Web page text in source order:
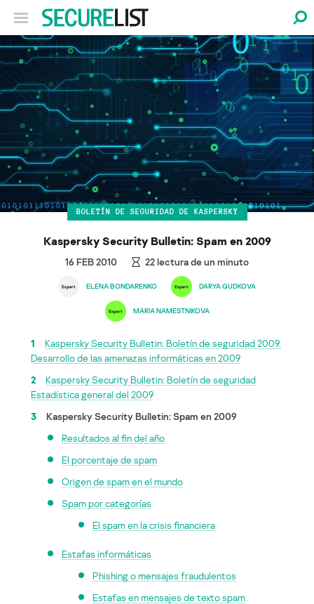
BOLETÍN DE SEGURIDAD DE KASPERSKY
Kaspersky Security Bulletin: Spam en 2009
16 FEB 2010 22lectura de un minuto
ELENA BONDARENKO DARYA GUDKOVA
MARIA NAMESTNIKOVA
1
Kaspersky Security Bulletin: Boletín de seguridad 2009.
Desarrollo de las amenazas informáticas en 2009
2
Kaspersky Security Bulletin: Boletín de seguridad
Estadística general del 2009
3
Kaspersky Security Bulletin: Spam en 2009
Resultados al fin del año
El porcentaje de spam
Origen de spam en el mundo
Spam por categorías
El spam en la crisis financiera
Estafas informáticas
Phishing o mensajes fraudulentos
Estafas en mensajes de texto spam